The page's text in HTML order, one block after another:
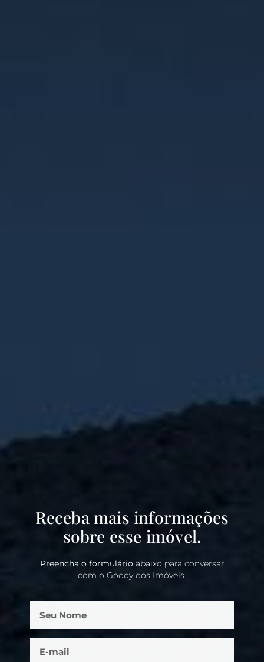
Receba mais informações
sobre esse imóvel.
Preencha o formulárioabaixo para conversar
com o Godoy dos Imóveis.